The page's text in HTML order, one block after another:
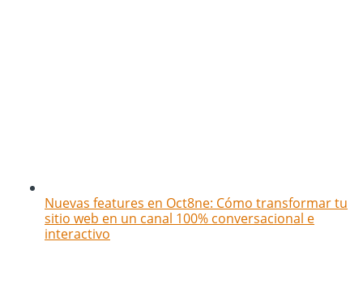
Nuevas features en Oct8ne: Cómo transformar tu
sitio web en un canal 100% conversacional e
interactivo